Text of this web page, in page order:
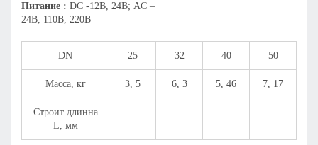
Питание : DC -12В, 24В; AC –
24В, 110В, 220В
DN 25 32 40 50
Масса, кг 3, 5 6, 3 5, 46 7, 17
Строит длинна
L, мм